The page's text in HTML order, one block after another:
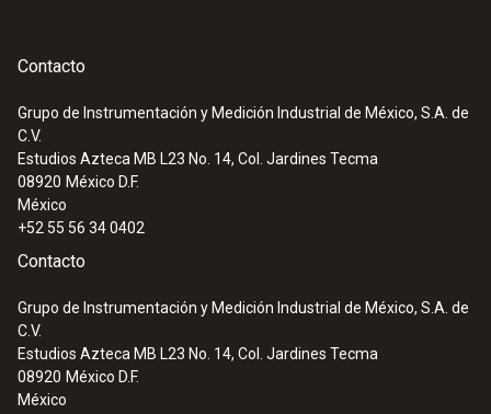
Contacto
Grupo de Instrumentación y Medición Industrial de México, S.A. de
C.V.
Estudios Azteca MB L23 No. 14, Col. Jardines Tecma
08920 México D.F.
México
+52 55 56 34 0402
Contacto
Grupo de Instrumentación y Medición Industrial de México, S.A. de
C.V.
Estudios Azteca MB L23 No. 14, Col. Jardines Tecma
08920 México D.F.
México